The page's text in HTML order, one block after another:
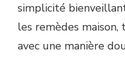
simplicité
les remèdes
avec une manière